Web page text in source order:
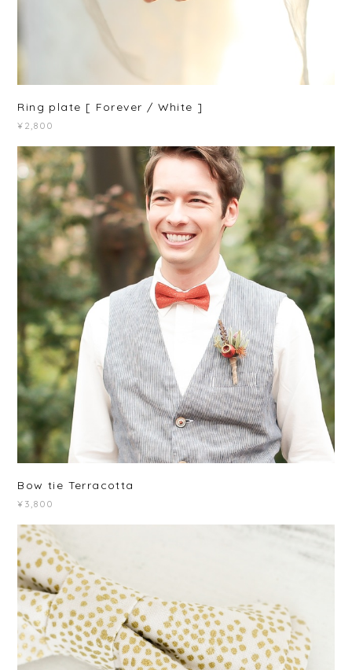
Ring plate [ Forever / White ]
¥2,800
Bow tie Terracotta
¥3,800